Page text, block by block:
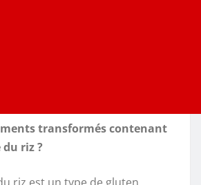
transformés contenant
riz ?